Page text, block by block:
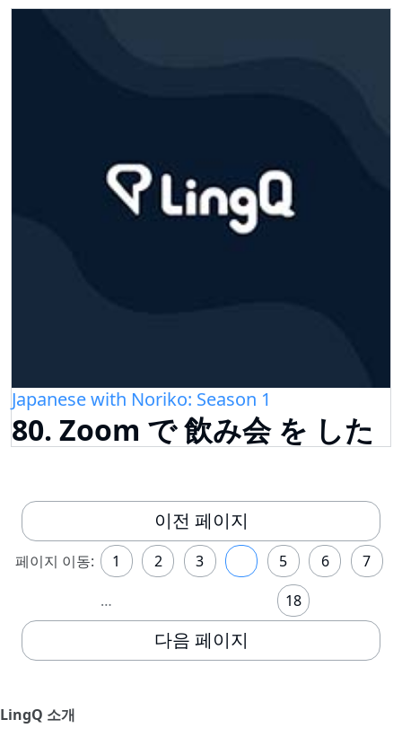
Japanese with Noriko: Season 1
80. Zoom で 飲み会 を した
이전 페이지
페이지 이동: 1 2 3 5 6
7
…
18
다음 페이지
LingQ 소개